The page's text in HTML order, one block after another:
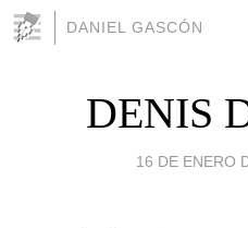
DANIEL GASCÓN
DENIS
16 DE ENERO